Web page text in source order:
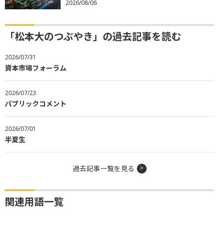
2026/08/06
「松本大のつぶやき」の過去記事を読む
2026/07/31
資本市場フォーラム
2026/07/23
パブリックコメント
2026/07/01
半夏生
過去記事一覧を見る
関連用語一覧